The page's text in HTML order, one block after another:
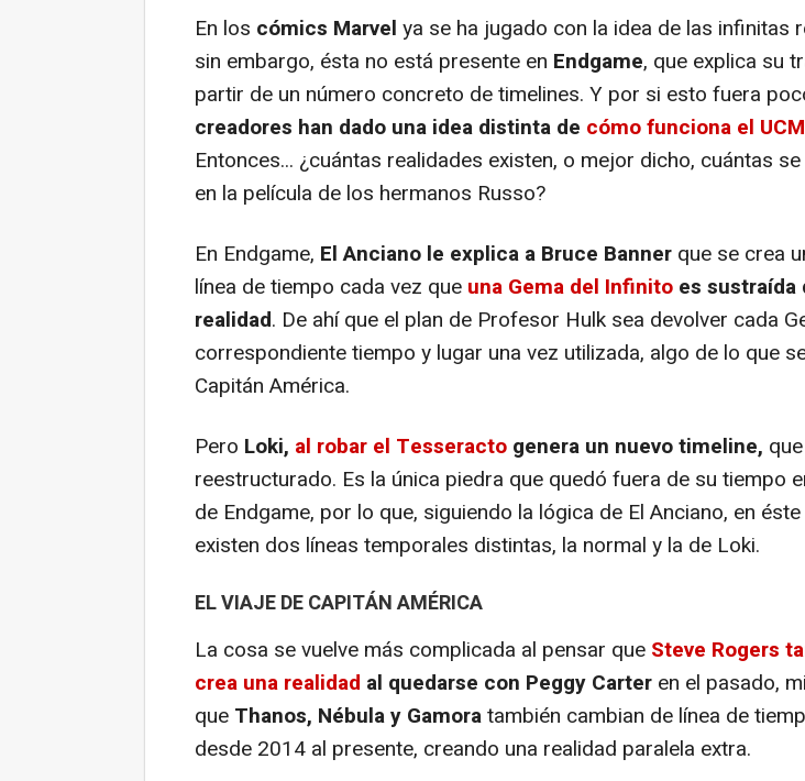
En los cómics Marvel ya se ha jugado con la idea de las infinitas
sin embargo, ésta no está presente en Endgame, que explica su
partir de un número concreto de timelines. Y por si esto fuera
creadores han dado una idea distinta de cómo funciona el UCM
Entonces... ¿cuántas realidades existen, o mejor dicho, cuántas
en la película de los hermanos Russo?
En Endgame, El Anciano le explica a Bruce Banner que se crea
línea de tiempo cada vez que una Gema del Infinito es sustraída
realidad. De ahí que el plan de Profesor Hulk sea devolver cada
correspondiente tiempo y lugar una vez utilizada, algo de lo que
Capitán América.
Pero Loki, al robar el Tesseracto genera un nuevo timeline,
reestructurado. Es la única piedra que quedó fuera de su tiempo
de Endgame, por lo que, siguiendo la lógica de El Anciano, en
existen dos líneas temporales distintas, la normal y la de Loki.
EL VIAJE DE CAPITÁN AMÉRICA
La cosa se vuelve más complicada al pensar que Steve Rogers
crea una realidad al quedarse con Peggy Carter en el pasado,
que Thanos, Nébula y Gamoratambién cambian de línea de
desde 2014 al presente, creando una realidad paralela extra.